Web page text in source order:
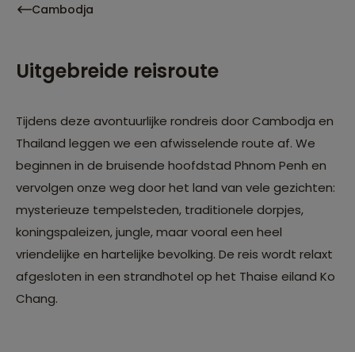
Cambodja
Uitgebreide reisroute
Tijdens deze avontuurlijke rondreis door Cambodja en
Thailand leggen we een afwisselende route af. We
beginnen in de bruisende hoofdstad Phnom Penh en
vervolgen onze weg door het land van vele gezichten:
mysterieuze tempelsteden, traditionele dorpjes,
koningspaleizen, jungle, maar vooral een heel
vriendelijke en hartelijke bevolking. De reis wordt relaxt
afgesloten in een strandhotel op het Thaise eiland Ko
Chang.